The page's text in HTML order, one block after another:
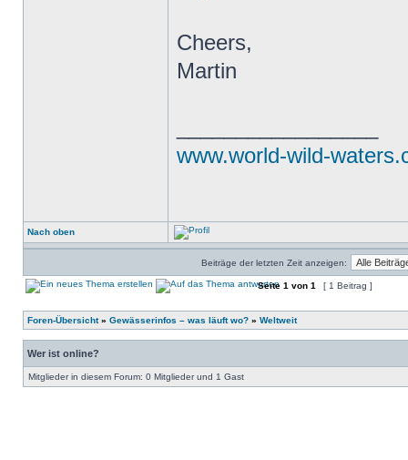
Cheers,
Martin
www.world-wild-
Nach oben
Beiträge der letzten Zeit anzeigen:
Seite 1 von 1 [ 1 Beitrag ]
Foren-Übersicht» Gewässerinfos – was läuft wo? » Weltweit
Wer ist online?
Mitglieder in diesem Forum: 0 Mitglieder und 1 Gast